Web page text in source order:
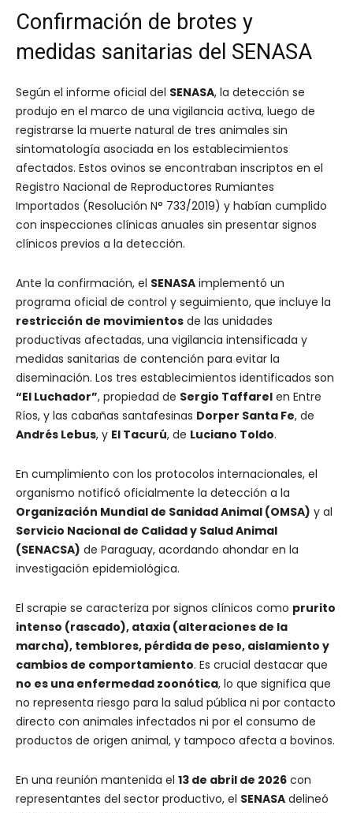
Confirmación de brotes y
medidas sanitarias del SENASA
Según el informe oficial del SENASA, la detección se
produjo en el marco de una vigilancia activa, luego de
registrarse la muerte natural de tres animales sin
sintomatología asociada en los establecimientos
afectados. Estos ovinos se encontraban inscriptos en el
Registro Nacional de Reproductores Rumiantes
Importados (Resolución N° 733/2019) y habían cumplido
con inspecciones clínicas anuales sin presentar signos
clínicos previos a la detección.
Ante la confirmación, el SENASA implementó un
programa oficial de control y seguimiento, que incluye la
restricción de movimientos de las unidades
productivas afectadas, una vigilancia intensificada y
medidas sanitarias de contención para evitar la
diseminación. Los tres establecimientos identificados son
“El Luchador”, propiedad de Sergio Taffarel en Entre
Ríos, y las cabañas santafesinas Dorper Santa Fe, de
Andrés Lebus, y El Tacurú, de Luciano Toldo.
En cumplimiento con los protocolos internacionales, el
organismo notificó oficialmente la detección a la
Organización Mundial de Sanidad Animal (OMSA) y al
Servicio Nacional de Calidad y Salud Animal
(SENACSA) de Paraguay, acordando ahondar en la
investigación epidemiológica.
El scrapie se caracteriza por signos clínicos como prurito
intenso (rascado), ataxia (alteraciones de la
marcha), temblores, pérdida de peso, aislamiento y
cambios de comportamiento. Es crucial destacar que
no es una enfermedad zoonótica, lo que significa que
no representa riesgo para la salud pública ni por contacto
directo con animales infectados ni por el consumo de
productos de origen animal, y tampoco afecta a bovinos.
En una reunión mantenida el 13 de abril de 2026 con
representantes del sector productivo, el SENASA delineó